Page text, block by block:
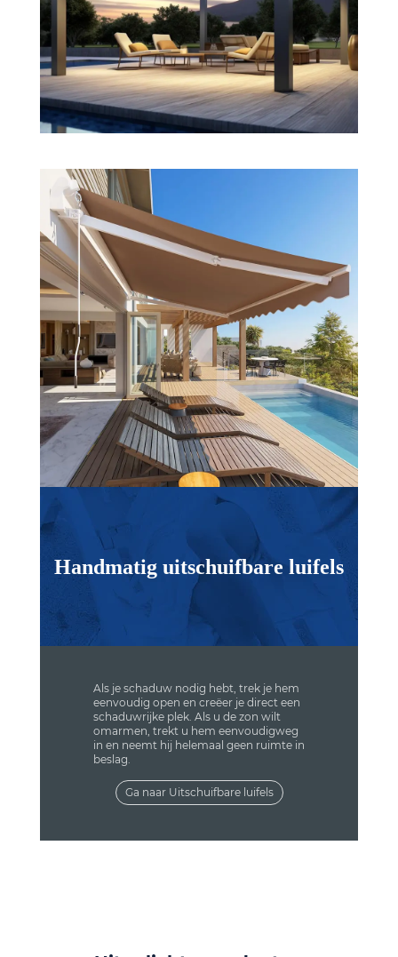
Handmatig uitschuifbare luifels
Als je schaduw nodig hebt, trek je hem
eenvoudig open en creëer je direct een
schaduwrijke plek. Als u de zon wilt
omarmen, trekt u hem eenvoudigweg
in en neemt hij helemaal geen ruimte in
beslag.
Ga naar Uitschuifbare luifels